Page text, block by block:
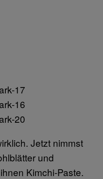
Jetzt nimmst
und
Kimchi-Paste.